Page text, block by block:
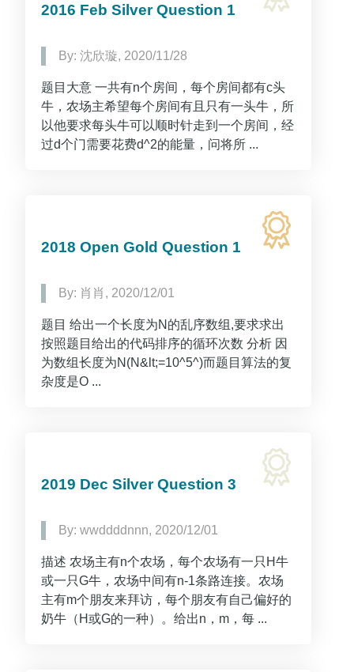
2016 Feb Silver Question 1
By: 沈欣璇, 2020/11/28
题目大意 一共有n个房间，每个房间都有c头
牛，农场主希望每个房间有且只有一头牛，所
以他要求每头牛可以顺时针走到一个房间，经
过d个门需要花费d^2的能量，问将所 ...
2018 Open Gold Question 1
By: 肖肖, 2020/12/01
题目 给出一个长度为N的乱序数组,要求求出
按照题目给出的代码排序的循环次数 分析 因
为数组长度为N(N&lt;=10^5^)而题目算法的复
杂度是O ...
2019 Dec Silver Question 3
By: wwddddnnn, 2020/12/01
描述 农场主有n个农场，每个农场有一只H牛
或一只G牛，农场中间有n-1条路连接。农场
主有m个朋友来拜访，每个朋友有自己偏好的
奶牛（H或G的一种）。给出n，m，每 ...